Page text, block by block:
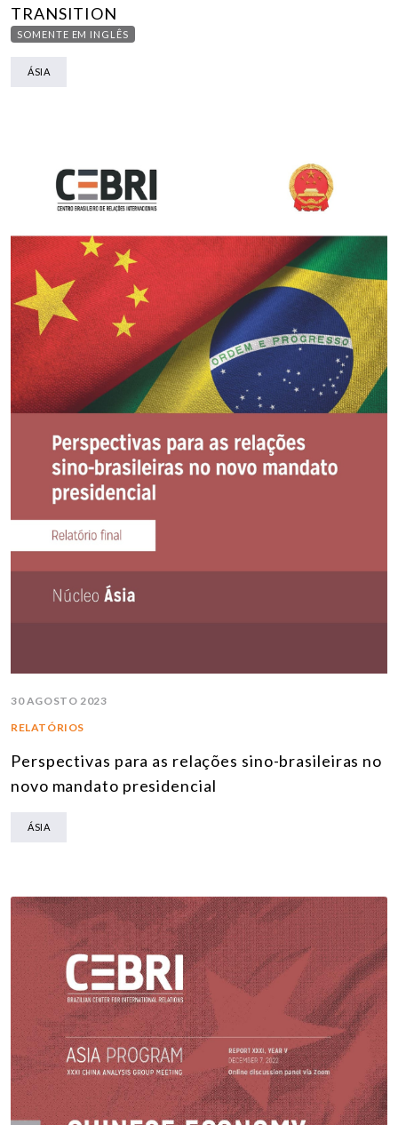
TRANSITION
SOMENTE EM INGLÊS
ÁSIA
30 AGOSTO 2023
RELATÓRIOS
Perspectivas para as relações sino-brasileiras no
novo mandato presidencial
ÁSIA